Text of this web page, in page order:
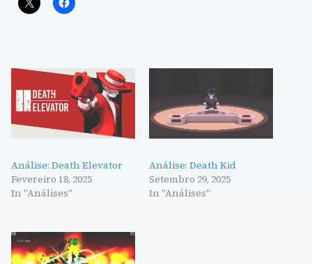
Análise: Death Elevator
Fevereiro 18, 2025
In "Análises"
Análise: Death Kid
Setembro 29, 2025
In "Análises"